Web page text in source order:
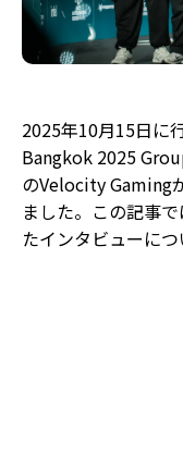
2025年10月15日に
Bangkok 2025
のVelocity Gaming
ました。この記事
たインタビューにつ